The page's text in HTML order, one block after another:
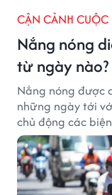
CẬN CẢNH CUỘC
Nắng nóng
từ ngày nào?
Nắng nóng được
những ngày tới
chủ động các
tác động của